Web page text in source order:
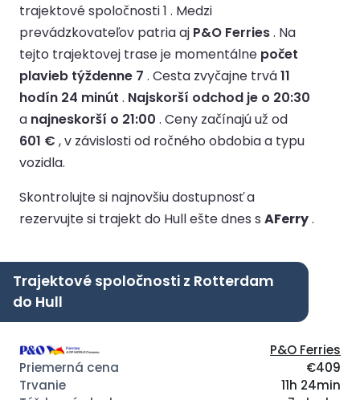
trajektové spoločnosti 1 . Medzi
prevádzkovateľov patria aj P&O Ferries. Na
tejto trajektovej trase je momentálne počet
plavieb týždenne 7 . Cesta zvyčajne trvá11
hodín 24 minút . Najskorší odchod je o 20:30
a najneskorší o 21:00 . Ceny začínajú už od
601 € , v závislosti od ročného obdobia a typu
vozidla.
Skontrolujte si najnovšiu dostupnosť a
rezervujte si trajekt do Hull ešte dnes s AFerry.
Trajektové spoločnosti z Rotterdam
do Hull
P&O Ferries
€409
11h 24min